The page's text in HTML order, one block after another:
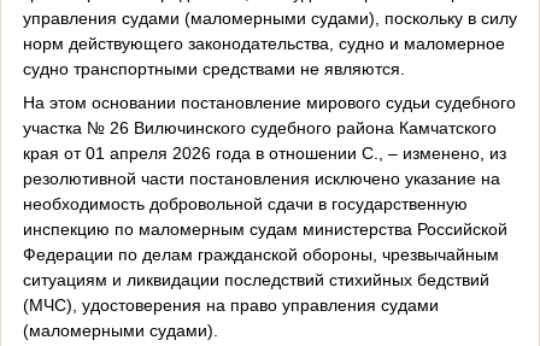
управления судами (маломерными судами), поскольку в силу
норм действующего законодательства, судно и маломерное
судно транспортными средствами не являются.
На этом основании постановление мирового судьи судебного
участка № 26 Вилючинского судебного района Камчатского
края от 01 апреля 2026 года в отношении С., – изменено, из
резолютивной части постановления исключено указание на
необходимость добровольной сдачи в государственную
инспекцию по маломерным судам министерства Российской
Федерации по делам гражданской обороны, чрезвычайным
ситуациям и ликвидации последствий стихийных бедствий
(МЧС), удостоверения на право управления судами
(маломерными судами).